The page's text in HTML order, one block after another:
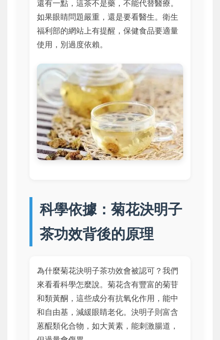
還有一點，這茶不是藥，不能代替醫療。
如果眼睛問題嚴重，還是要看醫生。衛生
福利部的網站上有提醒，保健食品要適量
使用，別過度依賴。
科學依據：菊花決明子
茶功效背後的原理
為什麼菊花決明子茶功效會被認可？我們
來看看科學怎麼說。菊花含有豐富的菊苷
和類黃酮，這些成分有抗氧化作用，能中
和自由基，減緩眼睛老化。決明子則富含
蒽醌類化合物，如大黃素，能刺激腸道，